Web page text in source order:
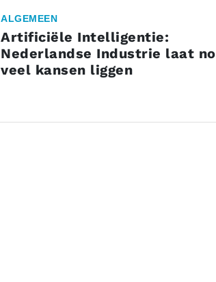
ALGEMEEN
Artificiële Intelligentie:
Nederlandse Industrie laat
veel kansen liggen